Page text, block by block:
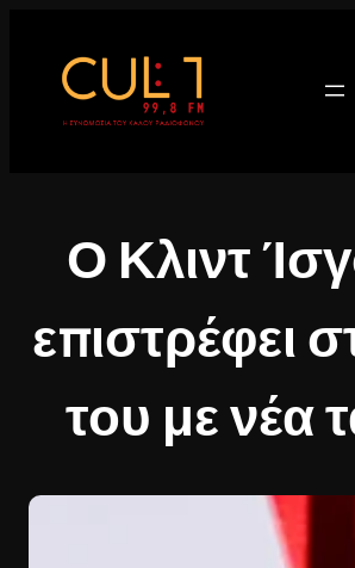
περιεχόμενο
Ο Κλιντ
επιστρέφει
του με νέα